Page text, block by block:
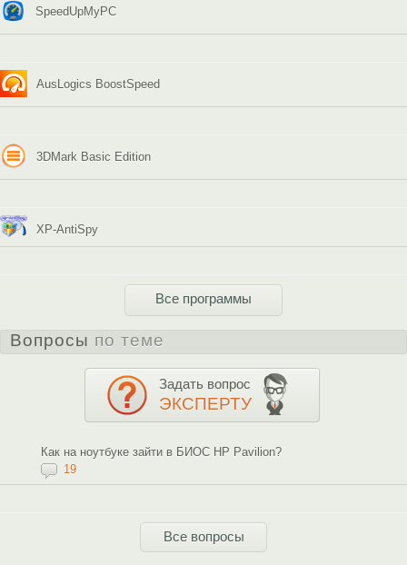
SpeedUpMyPC
AusLogics BoostSpeed
3DMark Basic Edition
XP-AntiSpy
Все программы
Вопросы по теме
Задать вопрос
ЭКСПЕРТУ
Как на ноутбуке зайти в БИОС HP Pavilion?
19
Все вопросы